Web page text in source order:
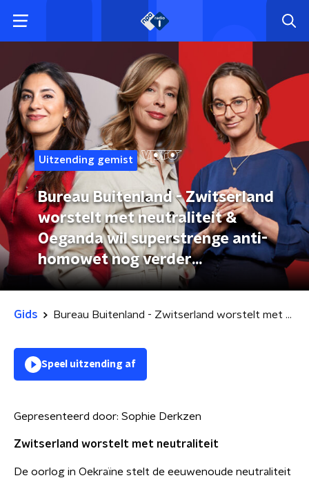
Uitzending gemist
Bureau Buitenland - Zwitserland
worstelt met neutraliteit &
Oeganda wil superstrenge anti-
homowet nog verder
aanscherpen
Gids Bureau Buitenland - Zwitserland worstelt met neutraliteit & Oeganda wil superstrenge anti-homowet nog verder aanscherpen
Speel uitzending af
Gepresenteerd door: Sophie Derkzen
Zwitserland worstelt met neutraliteit
De oorlog in Oekraïne stelt de eeuwenoude neutraliteit